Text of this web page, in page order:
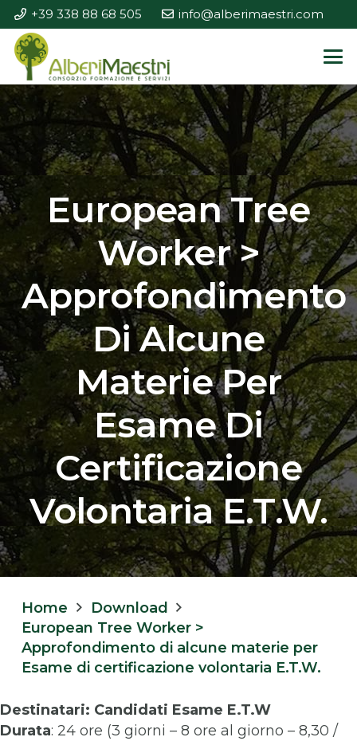
+39 338 88 68 505 info@alberimaestri.com
European Tree
Worker >
Approfondimento
Di Alcune
Materie Per
Esame Di
Certificazione
Volontaria E.T.W.
Home
Download
European Tree Worker >
Approfondimento di alcune materie per
Esame di certificazione volontaria E.T.W.
Destinatari: Candidati Esame E.T.W
Durata: 24 ore (3 giorni – 8 ore al giorno – 8,30 /